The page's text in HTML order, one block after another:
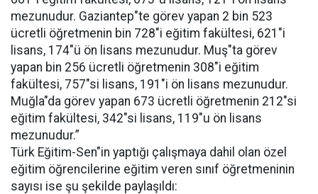
mezunudur. Gaziantep"te görev yapan 2 bin 523
ücretli öğretmenin bin 728"i eğitim fakültesi, 621"i
lisans, 174"ü ön lisans mezunudur. Muş"ta görev
yapan bin 256 ücretli öğretmenin 308"i eğitim
fakültesi, 757"si lisans, 191"i ön lisans mezunudur.
Muğla"da görev yapan 673 ücretli öğretmenin 212"si
eğitim fakültesi, 342"si lisans, 119"u ön lisans
mezunudur.”
Türk Eğitim-Sen"in yaptığı çalışmaya dahil olan özel
eğitim öğrencilerine eğitim veren sınıf öğretmeninin
sayısı ise şu şekilde paylaşıldı: